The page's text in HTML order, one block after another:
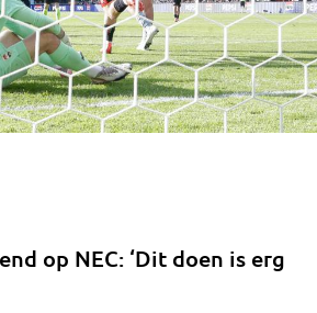
op NEC: ‘Dit doen is erg